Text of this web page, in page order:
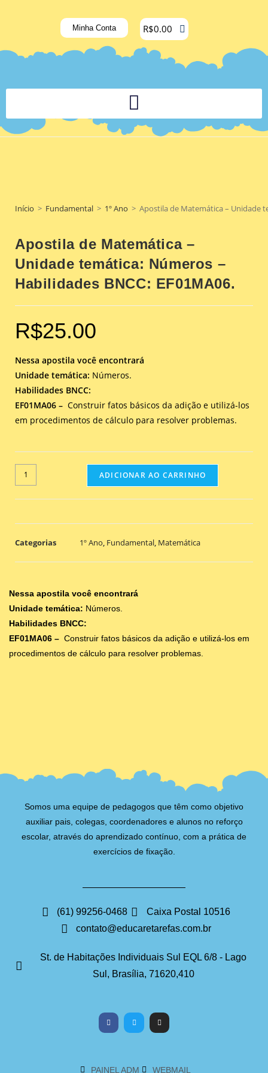
Minha Conta R$0.00
Início > Fundamental > 1º Ano > Apostila de Matemática – Unidade
Apostila de Matemática –
Unidade temática: Números –
Habilidades BNCC: EF01MA06.
R$25.00
Nessa apostila você encontrará
Unidade temática: Números.
Habilidades BNCC:
EF01MA06 – Construir fatos básicos da adição e utilizá-los
em procedimentos de cálculo para resolver problemas.
ADICIONAR AO CARRINHO
Categorias 1º Ano Fundamental Matemática
Nessa apostila você encontrará
Unidade temática: Números.
Habilidades BNCC:
EF01MA06 – Construir fatos básicos da adição e utilizá-los em
procedimentos de cálculo para resolver problemas.
Somos uma equipe de pedagogos que têm como objetivo
auxiliar pais, colegas, coordenadores e alunos no reforço
escolar, através do aprendizado contínuo, com a prática de
exercícios de fixação.
(61) 99256-0468
Caixa Postal 10516
contato@educaretarefas.com.br
St. de Habitações Individuais Sul EQL 6/8 - Lago
Sul, Brasília, 71620,410
PAINEL ADM WEBMAIL